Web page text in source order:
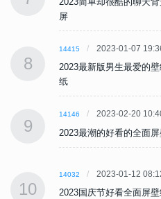
屏
8
14415 2023-01-07
2023最新版男生最爱的
纸
9
14146 2023-02-20
2023最潮的好看的全面
10
14032 2023-01-12
2023国庆节好看全面屏